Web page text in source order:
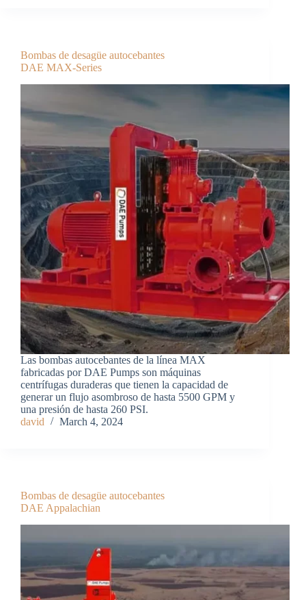
Bombas de desagüe autocebantes
DAE MAX-Series
Las bombas autocebantes de la línea MAX
fabricadas por DAE Pumps son máquinas
centrífugas duraderas que tienen la capacidad de
generar un flujo asombroso de hasta 5500 GPM y
una presión de hasta 260 PSI.
david
March 4, 2024
Bombas de desagüe autocebantes
DAE Appalachian